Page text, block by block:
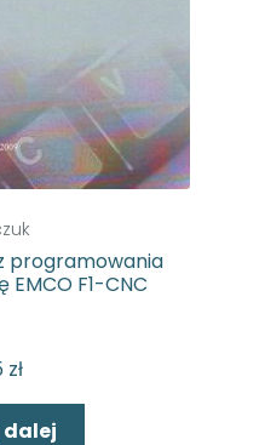
programowania
F1-CNC
zł